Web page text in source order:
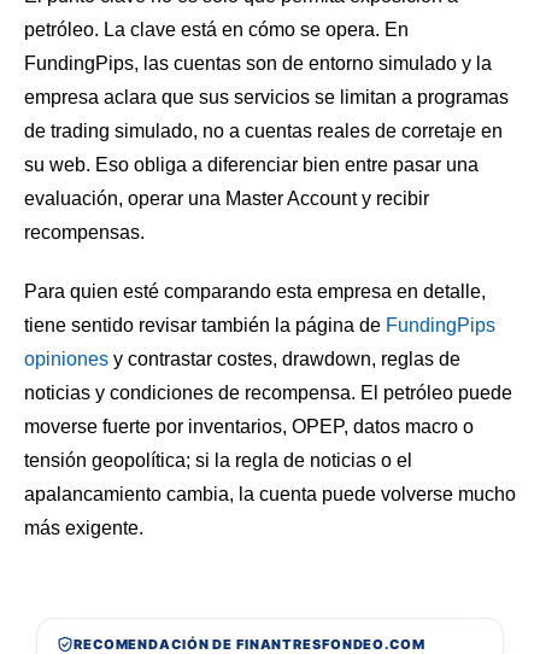
petróleo. La clave está en cómo se opera. En
FundingPips, las cuentas son de entorno simulado y la
empresa aclara que sus servicios se limitan a programas
de trading simulado, no a cuentas reales de corretaje en
su web. Eso obliga a diferenciar bien entre pasar una
evaluación, operar una Master Account y recibir
recompensas.
Para quien esté comparando esta empresa en detalle,
tiene sentido revisar también la página de FundingPips
opiniones y contrastar costes, drawdown, reglas de
noticias y condiciones de recompensa. El petróleo puede
moverse fuerte por inventarios, OPEP, datos macro o
tensión geopolítica; si la regla de noticias o el
apalancamiento cambia, la cuenta puede volverse mucho
más exigente.
RECOMENDACIÓN DE FINANTRESFONDEO.COM